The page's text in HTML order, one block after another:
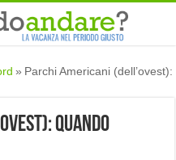
» Parchi Americani (dell’ovest):
quando